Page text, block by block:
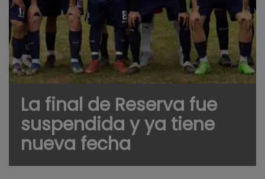
La final de Reserva fue
suspendida y ya tiene
nueva fecha